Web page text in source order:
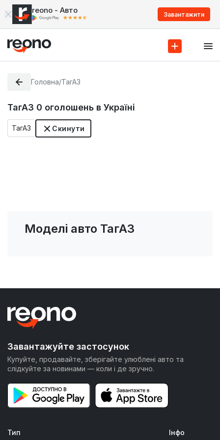
reono - Авто Завантажити
Головна/ТагАЗ
ТагАЗ 0 оголошень в Україні
ТагАЗ Скинути
Моделі авто ТагАЗ
Завантажуйте застосунок
Купуйте, продавайте, зберігайте улюблені авто та
слідкуйте за новинами — коли і де зручно.
Тип Інфо